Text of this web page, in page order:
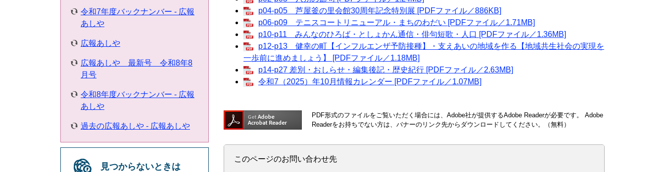
p04-p05 芦屋釜の里会館30周年記念特別展 [PDFファイル／886KB]
p06-p09 テニスコートリニューアル・まちのわだい [PDFファイル／1.71MB]
p10-p11 みんなのひろば・としょかん通信・俳句短歌・人口 [PDFファイル／1.36MB]
p12-p13 健幸の町【インフルエンザ予防接種】・支えあいの地域を作る【地域共生社会の実現を
一歩前に進めましょう】 [PDFファイル／1.18MB]
p14-p27 差別・おしらせ・編集後記・歴史紀行 [PDFファイル／2.63MB]
令和7（2025）年10月情報カレンダー [PDFファイル／1.07MB]
PDF形式のファイルをご覧いただく場合には、Adobe社が提供するAdobe Readerが必要です。
Adobe
Readerをお持ちでない方は、バナーのリンク先からダウンロードしてください。（無料）
このページのお問い合わせ先
令和7年度バックナンバー - 広報
あしや
広報あしや
広報あしや 最新号 令和8年8
月号
令和8年度バックナンバー - 広報
あしや
過去の広報あしや - 広報あしや
見つからないときは